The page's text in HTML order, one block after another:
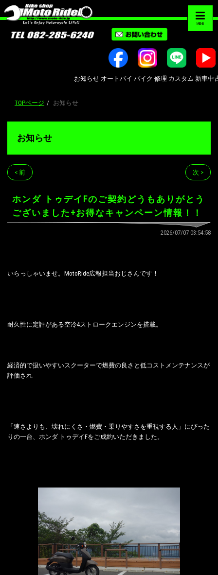
MENU
お知らせ オートバイ バイク 修理 カスタム 新車中古
TOPページ お知らせ
お知らせ
< 前 次 >
ホンダ トゥデイFのご契約どうもありがとう
ございました+お得なキャンペーン情報！！
2026/07/07 03:54:58
いらっしゃいませ。MotoRide広報担当おじさんです！
耐久性に定評がある空冷4ストロークエンジンを搭載。
経済的で扱いやすいスクーターで燃費の良さと低コストメンテナンスが
評価され
「速さよりも、壊れにくさ・燃費・乗りやすさを重視する人」にぴった
りの一台、ホンダ トゥデイFをご成約いただきました。